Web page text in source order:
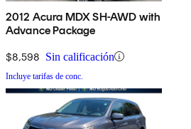
2012 Acura MDX SH-AWD with
Advance Package
$8,598 Sin calificación
Incluye tarifas de conc.